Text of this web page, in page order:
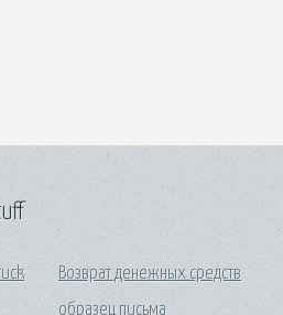
Возврат денежных средств
образец письма